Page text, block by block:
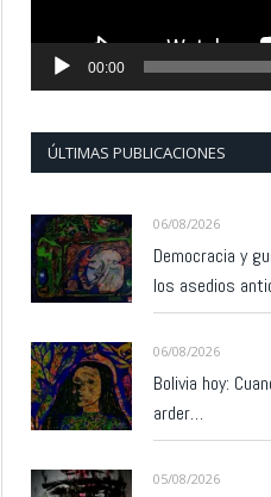
00:00
ÚLTIMAS PUBLICACIONES
06/08/2026
Democracia y
los asedios
06/08/2026
Bolivia hoy:
arder…
05/08/2026